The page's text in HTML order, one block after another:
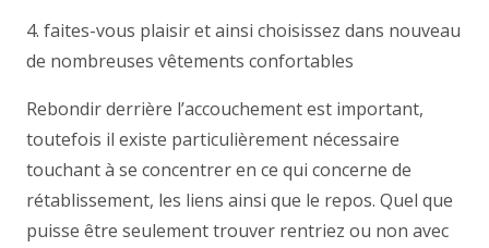
4. faites-vous plaisir et ainsi choisissez dans nouveau
de nombreuses vêtements confortables
Rebondir derrière l’accouchement est important,
toutefois il existe particulièrement nécessaire
touchant à se concentrer en ce qui concerne de
rétablissement, les liens ainsi que le repos. Quel que
puisse être seulement trouver rentriez ou non avec